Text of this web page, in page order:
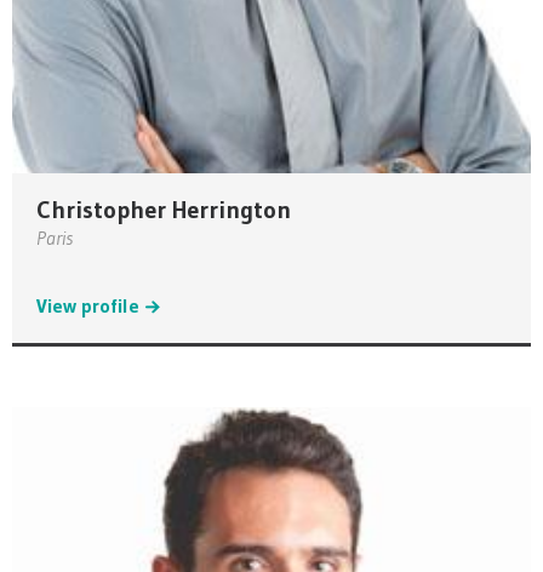
Christopher Herrington
Paris
View profile